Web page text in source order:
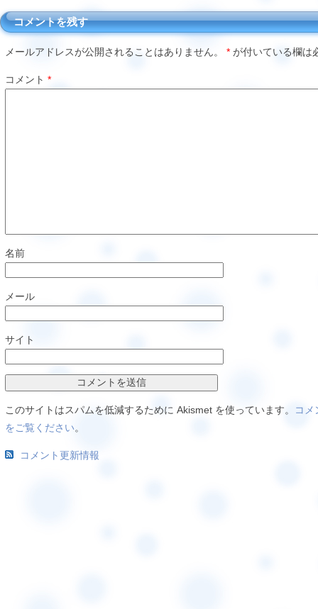
コメントを残す
メールアドレスが公開されることはありません。 * が付いている欄は
コメント *
名前
メール
サイト
このサイトはスパムを低減するために Akismet を使っています。
コメ
をご覧ください。
コメント更新情報